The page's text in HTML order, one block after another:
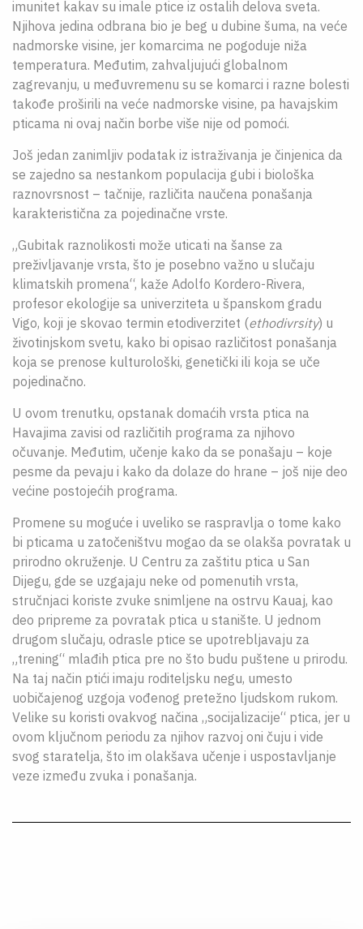
imunitet kakav su imale ptice iz ostalih delova sveta.
Njihova jedina odbrana bio je beg u dubine šuma, na veće
nadmorske visine, jer komarcima ne pogoduje niža
temperatura. Međutim, zahvaljujući globalnom
zagrevanju, u međuvremenu su se komarci i razne bolesti
takođe proširili na veće nadmorske visine, pa havajskim
pticama ni ovaj način borbe više nije od pomoći.
Još jedan zanimljiv podatak iz istraživanja je činjenica da
se zajedno sa nestankom populacija gubi i biološka
raznovrsnost – tačnije, različita naučena ponašanja
karakteristična za pojedinačne vrste.
„Gubitak raznolikosti može uticati na šanse za
preživljavanje vrsta, što je posebno važno u slučaju
klimatskih promena“, kaže Adolfo Kordero-Rivera,
profesor ekologije sa univerziteta u španskom gradu
Vigo, koji je skovao termin etodiverzitet (ethodivrsity) u
životinjskom svetu, kako bi opisao različitost ponašanja
koja se prenose kulturološki, genetički ili koja se uče
pojedinačno.
U ovom trenutku, opstanak domaćih vrsta ptica na
Havajima zavisi od različitih programa za njihovo
očuvanje. Međutim, učenje kako da se ponašaju – koje
pesme da pevaju i kako da dolaze do hrane – još nije deo
većine postojećih programa.
Promene su moguće i uveliko se raspravlja o tome kako
bi pticama u zatočeništvu mogao da se olakša povratak u
prirodno okruženje. U Centru za zaštitu ptica u San
Dijegu, gde se uzgajaju neke od pomenutih vrsta,
stručnjaci koriste zvuke snimljene na ostrvu Kauaj, kao
deo pripreme za povratak ptica u stanište. U jednom
drugom slučaju, odrasle ptice se upotrebljavaju za
„trening“ mlađih ptica pre no što budu puštene u prirodu.
Na taj način ptići imaju roditeljsku negu, umesto
uobičajenog uzgoja vođenog pretežno ljudskom rukom.
Velike su koristi ovakvog načina „socijalizacije“ ptica, jer u
ovom ključnom periodu za njihov razvoj oni čuju i vide
svog staratelja, što im olakšava učenje i uspostavljanje
veze između zvuka i ponašanja.